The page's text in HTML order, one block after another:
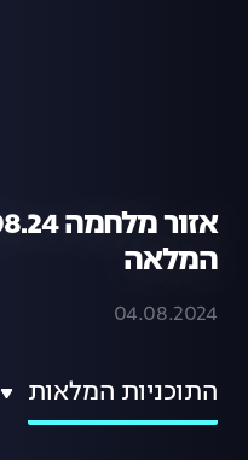
המלאה
04.08.2024
התוכניות המלאות